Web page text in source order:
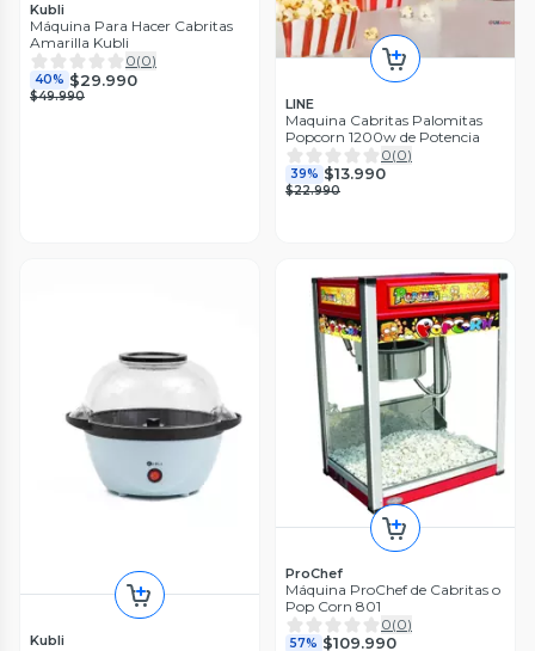
Kubli
Máquina Para Hacer Cabritas
Amarilla Kubli
0(0)
40% $29.990
$49.990 LINE
Maquina Cabritas Palomitas
Popcorn 1200w de Potencia
0(0)
39% $13.990
$22.990
Kubli
ProChef
Máquina ProChef de Cabritas o
Pop Corn 801
0(0)
57% $109.990